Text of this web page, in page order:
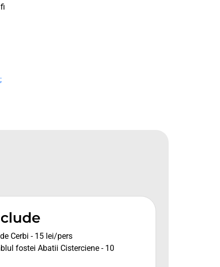
Cerbi - 15 lei/pers
fostei Abatii Cisterciene - 10